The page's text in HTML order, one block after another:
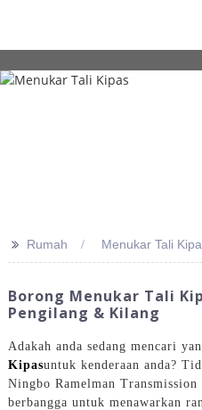
>> Rumah Menukar Tali
Borong Menukar Tali
Pengilang & Kilang
Adakah anda sedang mencari
Kipasuntuk kenderaan anda?
Ningbo Ramelman
berbangga untuk menawarkan